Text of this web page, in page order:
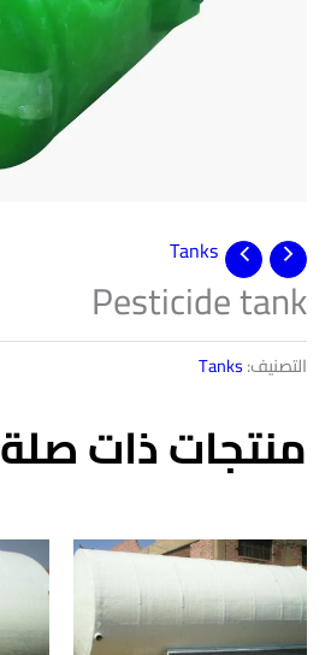
Tanks
Pesticide tank
التصنيف:Tanks
منتجات ذات صلة